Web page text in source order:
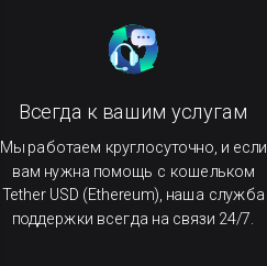
Всегда к вашим услугам
Мы работаем круглосуточно, и если
вам нужна помощь с кошельком
Tether USD (Ethereum), наша служба
поддержки всегда на связи 24/7.